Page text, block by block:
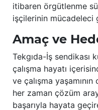
itibaren örgütlenme
işçilerinin mücadeleci
Amaç ve
Tekgıda-İş sendikası
çalışma hayatı
ve çalışma
her zaman çözüm
başarıyla hayata